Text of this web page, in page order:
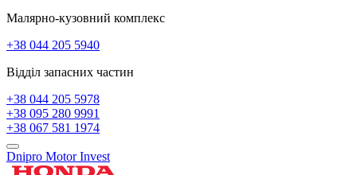
Малярно-кузовний комплекс
+38 044 205 5940
Відділ запасних частин
+38 044 205 5978
+38 095 280 9991
+38 067 581 1974
Dnipro Motor Invest